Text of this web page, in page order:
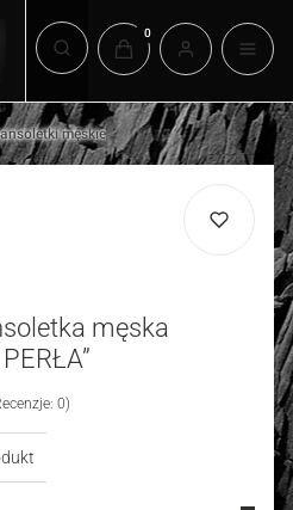
Otwórz wyszukiwarkę
Produkty w koszyku:
męskie
męska
0)